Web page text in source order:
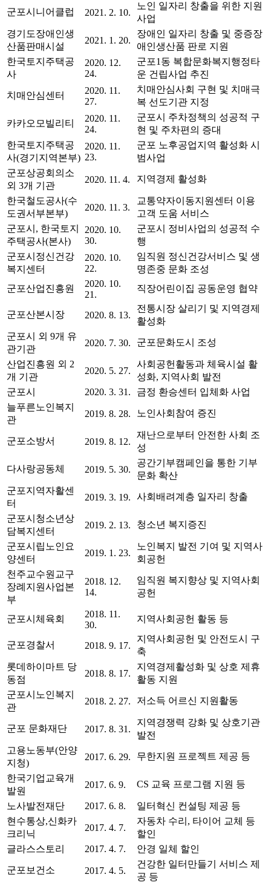
군포시니어클럽 2021. 2. 10.
노인 일자리 창출을 위한 지원
사업
경기도장애인생
산품판매시설
2021. 1. 20.
장애인 일자리 창출 및 중증장
애인생산품 판로 지원
한국토지주택공
사
2020. 12.
24.
군포1동 복합문화복지행정타
운 건립사업 추진
치매안심센터
2020. 11.
27.
치매안심사회 구현 및 치매극
복 선도기관 지정
카카오모빌리티
2020. 11.
24.
군포시 주차정책의 성공적 구
현 및 주차편의 증대
한국토지주택공
사(경기지역본부)
2020. 11.
23.
군포 노후공업지역 활성화 시
범사업
군포상공회의소
외 3개 기관
2020. 11. 4. 지역경제 활성화
한국철도공사(수
도권서부본부)
2020. 11. 3.
교통약자이동지원센터 이용
고객 도움 서비스
군포시, 한국토지
주택공사(본사)
2020. 10.
30.
군포시 정비사업의 성공적 수
행
군포시정신건강
복지센터
2020. 10.
22.
임직원 정신건강서비스 및 생
명존중 문화 조성
군포산업진흥원
2020. 10.
21.
직장어린이집 공동운영 협약
군포산본시장 2020. 8. 13.
전통시장 살리기 및 지역경제
활성화
군포시 외 9개 유
관기관
2020. 7. 30. 군포문화도시 조성
산업진흥원 외 2
개 기관
2020. 5. 27.
사회공헌활동과 체육시설 활
성화, 지역사회 발전
군포시
2020. 3. 31.
금정 환승센터 입체화 사업
늘푸른노인복지
관
2019. 8. 28. 노인사회참여 증진
군포소방서 2019. 8. 12.
재난으로부터 안전한 사회 조
성
다사랑공동체 2019. 5. 30.
공간기부캠페인을 통한 기부
문화 확산
군포지역자활센
터
2019. 3. 19. 사회배려계층 일자리 창출
군포시청소년상
담복지센터
2019. 2. 13. 청소년 복지증진
군포시립노인요
양센터
2019. 1. 23.
노인복지 발전 기여 및 지역사
회공헌
천주교수원교구
장례지원사업본
부
2018. 12.
14.
임직원 복지향상 및 지역사회
공헌
군포시체육회
2018. 11.
30.
지역사회공헌 활동 등
군포경찰서 2018. 9. 17.
지역사회공헌 및 안전도시 구
축
롯데하이마트 당
동점
2018. 8. 17.
지역경제활성화 및 상호 제휴
활동 지원
군포시노인복지
관
2018. 2. 27. 저소득 어르신 지원활동
군포 문화재단 2017. 8. 31.
지역경쟁력 강화 및 상호기관
발전
고용노동부(안양
지청)
2017. 6. 29. 무한지원 프로젝트 제공 등
한국기업교육개
발원
2017. 6. 9. CS 교육 프로그램 지원 등
노사발전재단 2017. 6. 8.
일터혁신 컨설팅 제공 등
현수통상,신화카
크리닉
2017. 4. 7.
자동차 수리, 타이어 교체 등
할인
글라스스토리
2017. 4. 7. 안경 일체 할인
군포보건소 2017. 4. 5.
건강한 일터만들기 서비스 제
공 등